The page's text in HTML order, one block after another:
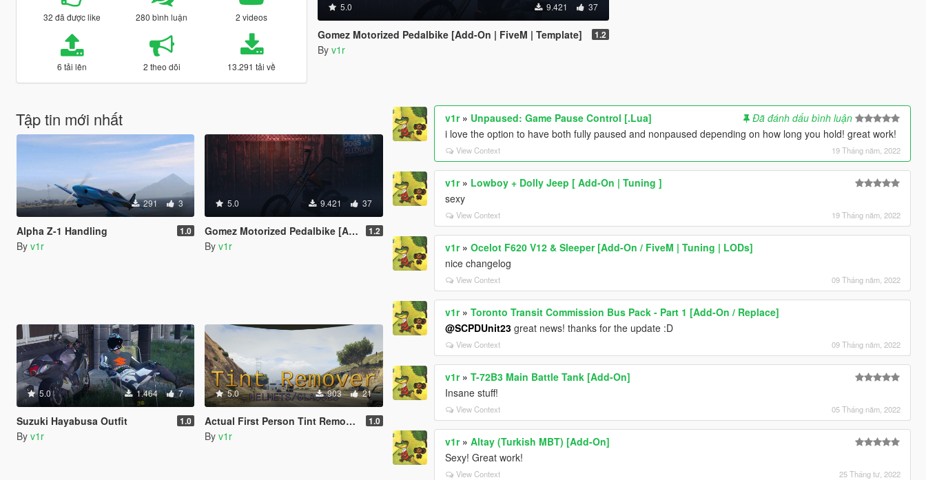
32 đã được like 280 bình luận 2 videos
6 tải lên 2 theo dõi 13.291 tải về
5.0 9.421 37
Gomez Motorized Pedalbike [Add-On | FiveM | Template] 1.2
By v1r
Tập tin mới nhất
291 3
Alpha Z-1 Handling 1.0
By v1r
5.0 9.421 37
Gomez Motorized Pedalbike [Add-On | FiveM | Template] 1.2
By v1r
5.0 1.464 7
Suzuki Hayabusa Outfit 1.0
By v1r
5.0 903 21
Actual First Person Tint Remover 1.0
By v1r
v1r» Unpaused: Game Pause Control [.Lua]
Đã đánh dấu bình luận
i love the option to have both fully paused and nonpaused depending on how long you hold! great work!
View Context 19 Tháng năm, 2022
v1r» Lowboy + Dolly Jeep [ Add-On | Tuning ]
sexy
View Context 19 Tháng năm, 2022
v1r»Ocelot F620 V12 & Sleeper [Add-On / FiveM | Tuning | LODs]
nice changelog
View Context 09 Tháng năm, 2022
v1r»Toronto Transit Commission Bus Pack - Part 1 [Add-On / Replace]
@SCPDUnit23 great news! thanks for the update :D
View Context 09 Tháng năm, 2022
v1r»T-72B3 Main Battle Tank [Add-On]
Insane stuff!
View Context 05 Tháng năm, 2022
v1r»Altay (Turkish MBT) [Add-On]
Sexy! Great work!
View Context 25 Tháng tư, 2022